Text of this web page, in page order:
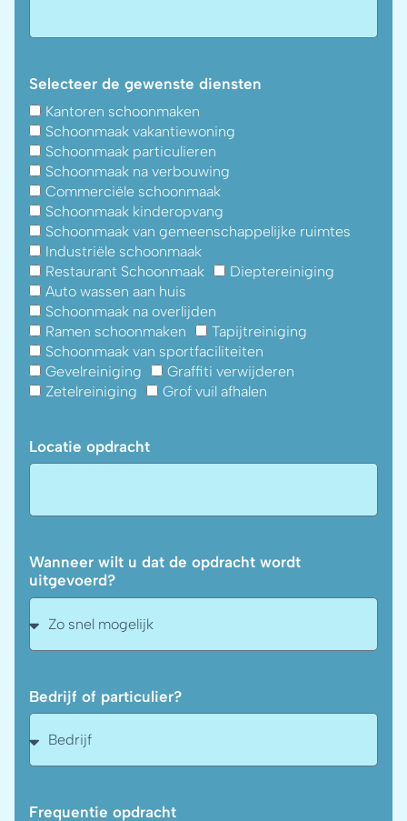
Selecteer de gewenste diensten
Kantoren schoonmaken
Schoonmaak vakantiewoning
Schoonmaak particulieren
Schoonmaak na verbouwing
Commerciële schoonmaak
Schoonmaak kinderopvang
Schoonmaak van gemeenschappelijke ruimtes
Industriële schoonmaak
Restaurant Schoonmaak
Dieptereiniging
Auto wassen aan huis
Schoonmaak na overlijden
Ramen schoonmaken
Tapijtreiniging
Schoonmaak van sportfaciliteiten
Gevelreiniging
Graffiti verwijderen
Zetelreiniging
Grof vuil afhalen
Locatie opdracht
Wanneer wilt u dat de opdracht wordt
uitgevoerd?
Bedrijf of particulier?
Frequentie opdracht